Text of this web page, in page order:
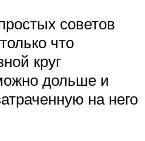
советов
что
круг
дольше и
на него